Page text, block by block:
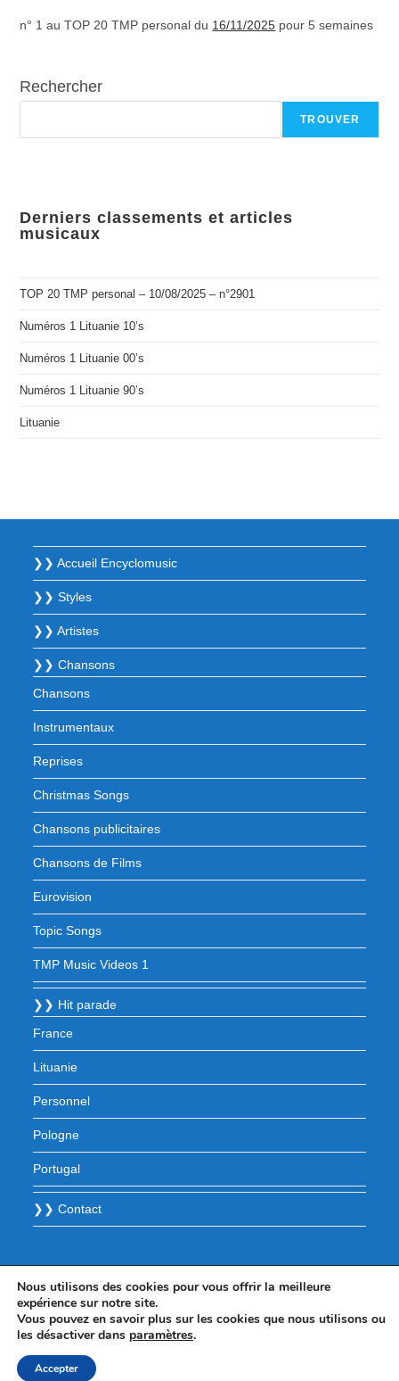
n° 1 au TOP 20 TMP personal du 16/11/2025 pour 5 semaines
Rechercher
TROUVER
Derniers classements et articles
musicaux
TOP 20 TMP personal – 10/08/2025 – n°2901
Numéros 1 Lituanie 10’s
Numéros 1 Lituanie 00’s
Numéros 1 Lituanie 90’s
Lituanie
❯❯ Accueil Encyclomusic
❯❯ Styles
❯❯ Artistes
❯❯ Chansons
Chansons
Instrumentaux
Reprises
Christmas Songs
Chansons publicitaires
Chansons de Films
Eurovision
Topic Songs
TMP Music Videos 1
❯❯ Hit parade
France
Lituanie
Personnel
Pologne
Portugal
❯❯ Contact
Nous utilisons des cookies pour vous offrir la meilleure
expérience sur notre site.
Vous pouvez en savoir plus sur les cookies que nous utilisons ou
les désactiver dans paramètres.
Accepter